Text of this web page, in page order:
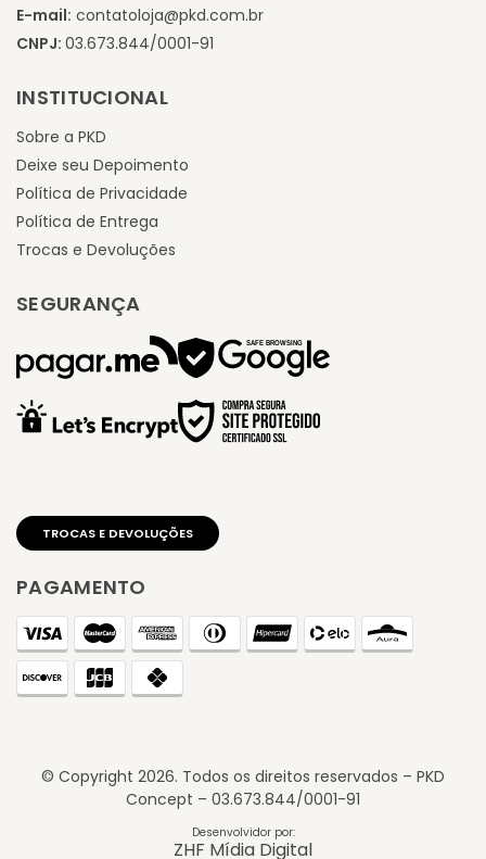
E-mail: contatoloja@pkd.com.br
CNPJ: 03.673.844/0001-91
INSTITUCIONAL
Sobre a PKD
Deixe seu Depoimento
Política de Privacidade
Política de Entrega
Trocas e Devoluções
SEGURANÇA
PAGAMENTO
© Copyright 2026. Todos os direitos reservados – PKD
Concept – 03.673.844/0001-91
Desenvolvidor por:
ZHF Mídia Digital